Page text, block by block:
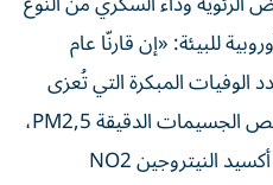
للبيئة: «إن قارنّا عام
أنّ عدد الوفيات المبكرة التي تُعزى
إلى تلوث الهواء ارتفع في ما يخص الجسيمات الدقيقة PM2,5،
بينما انخفض بالنسبة إلى ثاني أكسيد النيتروجين NO2